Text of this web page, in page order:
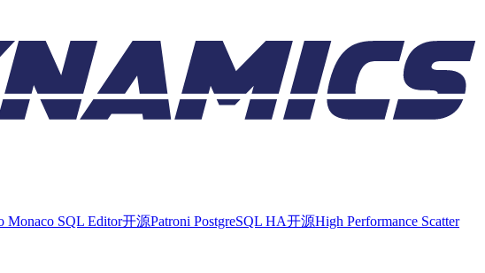
Monaco SQL Editor开源Patroni PostgreSQL HA开源High Performance Scatter